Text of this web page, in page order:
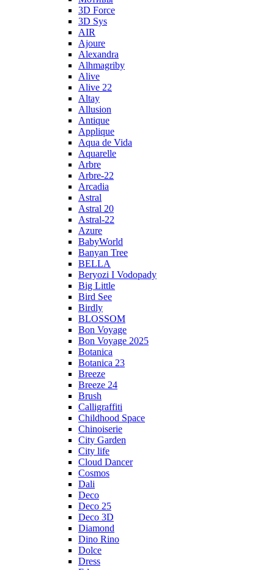
3D Force
3D Sys
AIR
Ajoure
Alexandra
Alhmagriby
Alive
Alive 22
Altay
Allusion
Antique
Applique
Aqua de Vida
Aquarelle
Arbre
Arbre-22
Arcadia
Astral
Astral 20
Astral-22
Azure
BabyWorld
Banyan Tree
BELLA
Beryozi I Vodopady
Big Little
Bird See
Birdly
BLOSSOM
Bon Voyage
Bon Voyage 2025
Botanica
Botanica 23
Breeze
Breeze 24
Brush
Calligraffiti
Childhood Space
Chinoiserie
City Garden
City life
Cloud Dancer
Cosmos
Dali
Deco
Deco 25
Deco 3D
Diamond
Dino Rino
Dolce
Dress